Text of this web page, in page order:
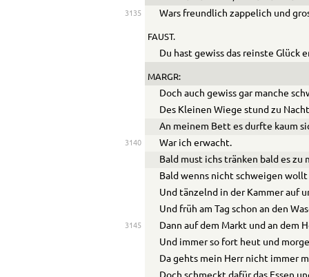
3135 Wars freundlich zappelich und
FAUST.
Du hast gewiss das reinste Glück
MARGR:
Doch auch gewiss gar manche
Des Kleinen Wiege stund zu
An meinem Bett es durfte kaum
3140
War ich erwacht.
Bald must ichs tränken bald es zu
Bald wenns nicht schweigen
Und tänzelnd in der Kammer auf
Und früh am Tag schon an den
3145
Dann auf dem Markt und an dem
Und immer so fort heut und
Da gehts mein Herr nicht immer